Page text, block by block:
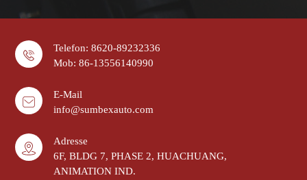
Telefon: 8620-89232336
Mob: 86-13556140990
E-Mail
info@sumbexauto.com
Adresse
6F, BLDG 7, PHASE 2, HUACHUANG,
ANIMATION IND.